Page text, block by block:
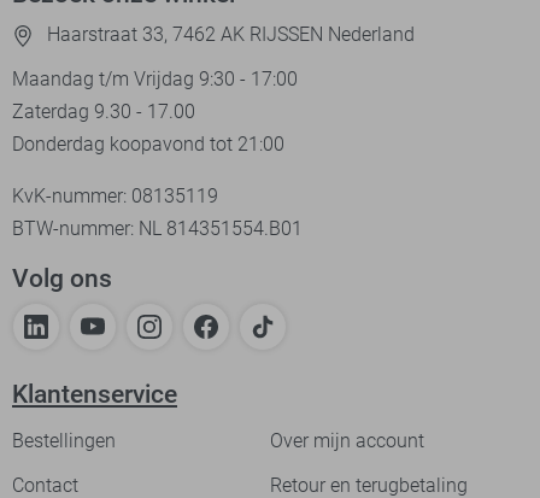
Haarstraat 33, 7462 AK RIJSSEN Nederland
Maandag t/m Vrijdag 9:30 - 17:00
Zaterdag 9.30 - 17.00
Donderdag koopavond tot 21:00
KvK-nummer: 08135119
BTW-nummer: NL 814351554.B01
Volg ons
Klantenservice
Bestellingen
Over mijn account
Contact
Retour en terugbetaling